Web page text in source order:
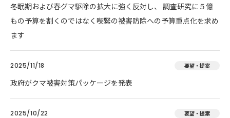
冬眠期および春グマ駆除の拡大に強く反対し、 調査研究に５億
もの予算を割くのではなく喫緊の被害防除への予算重点化を求め
ます
2025/11/18 要望・提案
政府がクマ被害対策パッケージを発表
2025/10/22 要望・提案